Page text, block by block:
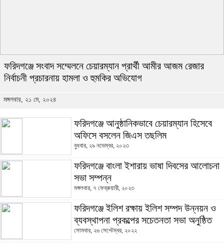
ফরিদগঞ্জে সংবাদ সম্মেলনে চেয়ারম্যান প্রার্থী আমীর আজম রেজার
নির্বাচনী প্রচারনায় হামলা ও হুমকির অভিযোগ
মঙ্গলবার, ২১ মে, ২০২৪
ফরিদগঞ্জে আনুষ্ঠানিকভাবে চেয়ারম্যান হিসেবে
অফিসে বসলেন জিএস তছলিম
বুধবার, ২৯ নভেম্বর, ২০২৩
ফরিদগঞ্জে বাংলা ইশারায় ভাষা দিবসের আলোচনা
সভা সম্পন্ন
মঙ্গলবার, ৭ ফেব্রুয়ারী, ২০২৩
ফরিদগঞ্জে ইলিশ রক্ষায় ইলিশ সম্পদ উন্নয়ন ও
ব্যবস্থাপনা প্রকল্পের সচেতনতা সভা অনুষ্ঠিত
সোমবার, ২৬ সেপ্টেম্বর, ২০২২